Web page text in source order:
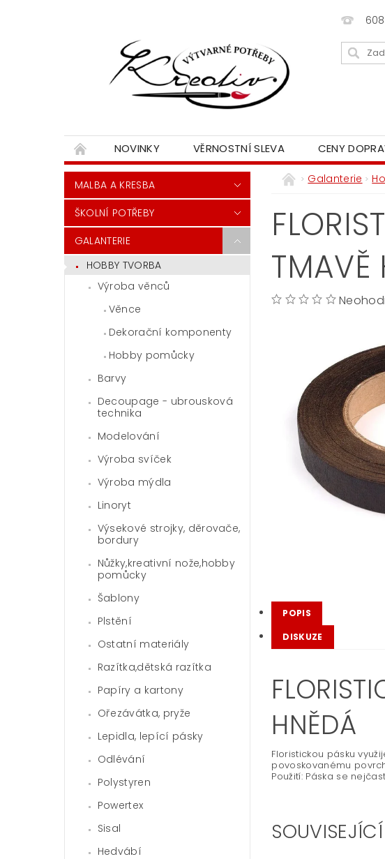
NOVINKY VĚRNOSTNÍ SLEVA CENY
MALBA A KRESBA
ŠKOLNÍ POTŘEBY
GALANTERIE
HOBBY TVORBA
Výroba věnců
Věnce
Dekorační komponenty
Hobby pomůcky
Barvy
Decoupage - ubrousková
technika
Modelování
Výroba svíček
Výroba mýdla
Linoryt
Výsekové strojky, děrovače,
bordury
Nůžky,kreativní nože,hobby
pomůcky
Šablony
Plstění
Ostatní materiály
Razítka,dětská razítka
Papíry a kartony
Ořezávátka, pryže
Lepidla, lepící pásky
Odlévání
Polystyren
Powertex
Sisal
Hedvábí
Galanterie
TMAVĚ
POPIS
DISKUZE
HNĚDÁ
Floristickou pásku
povoskovanému
Použití: Páska se